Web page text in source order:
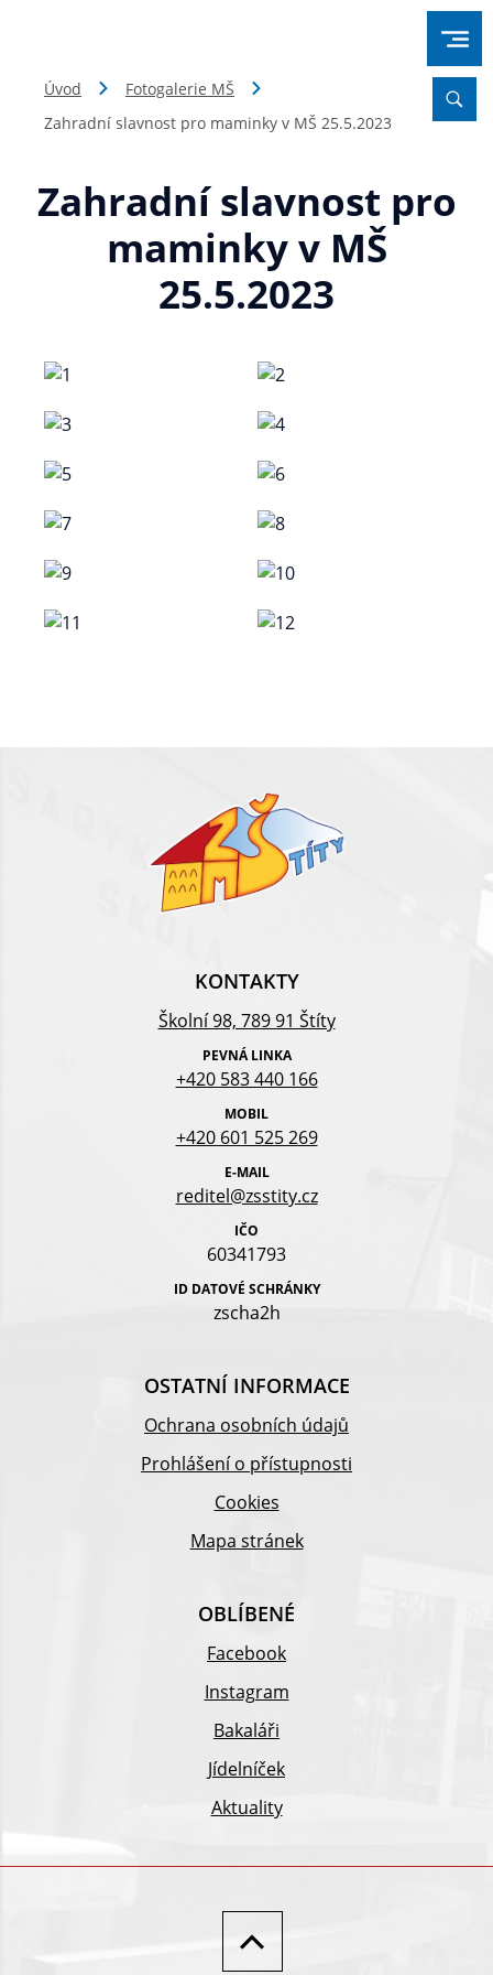
Úvod
Fotogalerie MŠ
Zahradní slavnost pro maminky v MŠ 25.5.2023
Zahradní slavnost pro
maminky v MŠ
25.5.2023
KONTAKTY
Školní 98, 789 91 Štíty
PEVNÁ LINKA
+420 583 440 166
MOBIL
+420 601 525 269
E-MAIL
reditel@zsstity.cz
IČO
60341793
ID DATOVÉ SCHRÁNKY
zscha2h
OSTATNÍ INFORMACE
Ochrana osobních údajů
Prohlášení o přístupnosti
Cookies
Mapa stránek
OBLÍBENÉ
Facebook
Instagram
Bakaláři
Jídelníček
Aktuality